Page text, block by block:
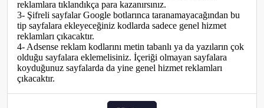
reklamlara tıklandıkça para kazanırsınız.
3- Şifreli sayfalar Google botlarınca taranamayacağından bu
tip sayfalara ekleyeceğiniz kodlarda sadece genel hizmet
reklamları çıkacaktır.
4- Adsense reklam kodlarını metin tabanlı ya da yazıların çok
olduğu sayfalara eklemelisiniz. İçeriği olmayan sayfalara
koyduğunuz sayfalarda da yine genel hizmet reklamları
çıkacaktır.